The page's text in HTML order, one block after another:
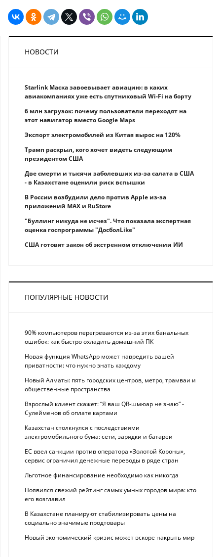
НОВОСТИ
Starlink Маска завоевывает авиацию: в каких
авиакомпаниях уже есть спутниковый Wi-Fi на борту
6 млн загрузок: почему пользователи переходят на
этот навигатор вместо Google Maps
Экспорт электромобилей из Китая вырос на 120%
Трамп раскрыл, кого хочет видеть следующим
президентом США
Две смерти и тысячи заболевших из-за салата в США
- в Казахстане оценили риск вспышки
В России возбудили дело против Apple из-за
приложений MAX и RuStore
"Буллинг никуда не исчез". Что показала экспертная
оценка госпрограммы "ДосболLike"
США готовят закон об экстренном отключении ИИ
ПОПУЛЯРНЫЕ НОВОСТИ
90% компьютеров перегреваются из-за этих банальных
ошибок: как быстро охладить домашний ПК
Новая функция WhatsApp может навредить вашей
приватности: что нужно знать каждому
Новый Алматы: пять городских центров, метро, трамваи и
общественные пространства
Взрослый клиент скажет: “Я ваш QR-шмюар не знаю“ -
Сулейменов об оплате картами
Казахстан столкнулся с последствиями
электромобильного бума: сети, зарядки и батареи
ЕС ввел санкции против оператора «Золотой Короны»,
сервис ограничил денежные переводы в ряде стран
Льготное финансирование необходимо как никогда
Появился свежий рейтинг самых умных городов мира: кто
его возглавил
В Казахстане планируют стабилизировать цены на
социально значимые продтовары
Новый экономический кризис может вскоре накрыть мир